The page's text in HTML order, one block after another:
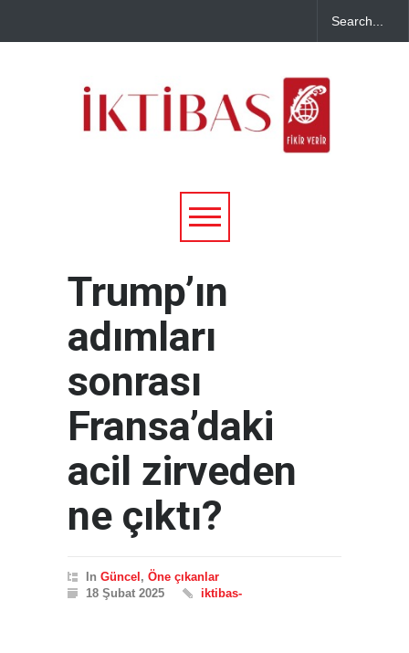
Trump’ın
adımları
sonrası
Fransa’daki
acil zirveden
ne çıktı?
In Güncel, Öne çıkanlar
18 Şubat 2025
iktibas-